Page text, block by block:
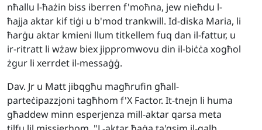
nħallu l-ħażin biss iberren f'moħna, jew nieħdu l-
ħajja aktar kif tiġi u b'mod trankwill. Id-diska Maria, li
ħarġu aktar kmieni llum titkellem fuq dan il-fattur, u
ir-ritratt li wżaw biex jippromwovu din il-biċċa xogħol
żgur li xerrdet il-messaġġ.
Dav. Jr u Matt jibqgħu magħrufin għall-
parteċipazzjoni tagħhom f'X Factor. It-tnejn li huma
għaddew minn esperjenza mill-aktar qarsa meta